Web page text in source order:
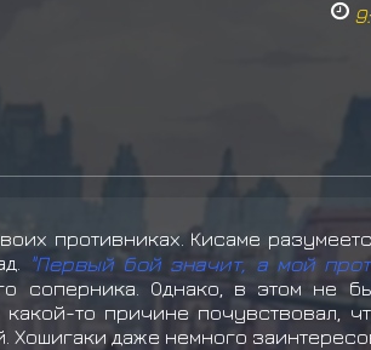
противниках. Кисаме
"Первый бой значит, а мой
соперника. Однако, в этом не
то причине почувствовал,
даже немного